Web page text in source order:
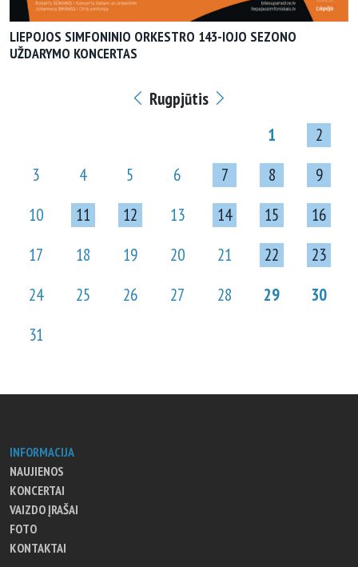
LIEPOJOS SIMFONINIO ORKESTRO 143-IOJO SEZONO
UŽDARYMO KONCERTAS
Rugpjūtis
1
2
3
4 5 6 7 8
9
10
11 12 13 14 15
16
17
18 19 20 21 22
23
24
25 26 27 28 29
30
31
INFORMACIJA
NAUJIENOS
KONCERTAI
VAIZDO ĮRAŠAI
FOTO
KONTAKTAI